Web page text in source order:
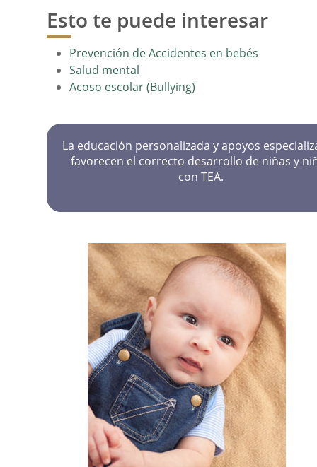
Esto te puede interesar
Prevención de Accidentes en bebés
Salud mental
Acoso escolar (Bullying)
La educación personalizada y apoyos
favorecen el correcto desarrollo de niñas y
con TEA.